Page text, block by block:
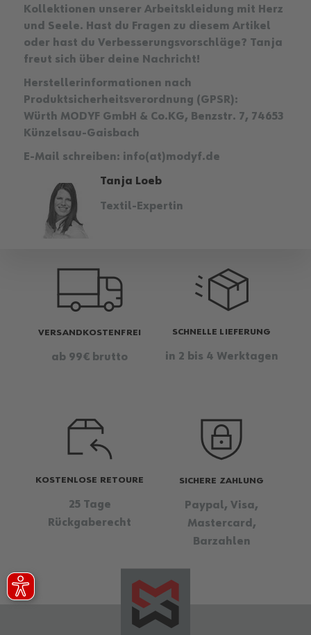
Kollektionen unserer Arbeitskleidung mit Herz
und Seele. Hast du Fragen zu diesem Artikel
oder hast du Verbesserungsvorschläge? Tanja
freut sich über deine Nachricht!
Herstellerinformationen nach
Produktsicherheitsverordnung (GPSR):
Würth MODYF GmbH & Co.KG, Benzstr. 7, 74653
Künzelsau-Gaisbach
E-Mail schreiben: info(at)modyf.de
Tanja Loeb
Textil-Expertin
VERSANDKOSTENFREI
ab 99€ brutto
SCHNELLE LIEFERUNG
in 2 bis 4 Werktagen
KOSTENLOSE RETOURE
25 Tage
Rückgaberecht
SICHERE ZAHLUNG
Paypal, Visa,
Mastercard,
Barzahlen